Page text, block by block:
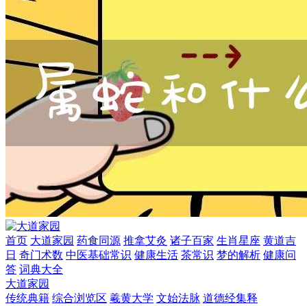
首页 大道家园 药食同源 推拿艾灸 诸子百家 生肖星座 黄道吉
日 奇门术数 中医基础常识 健康生活 茶常识 梦的解析 健康问
答 词典大全
大道家园
传统典籍 综合浏览区 羲黄大学 文始法脉 道德经集释